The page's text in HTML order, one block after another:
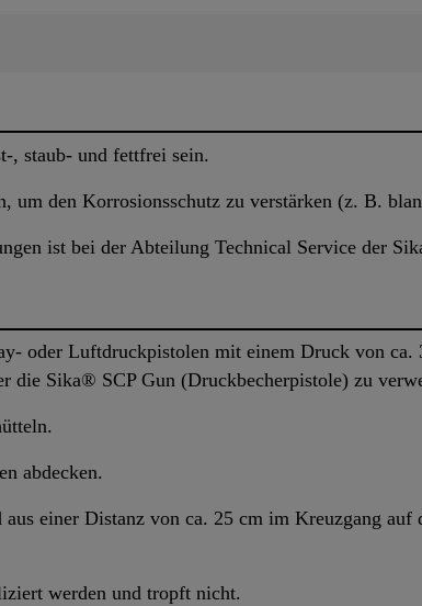
, staub- und fettfrei sein.
um den Korrosionsschutz zu verstärken (z. B.
ist bei der Abteilung Technical Service der
oder Luftdruckpistolen mit einem Druck von ca.
Sika® SCP Gun (Druckbecherpistole) zu
abdecken.
einer Distanz von ca. 25 cm im Kreuzgang auf
werden und tropft nicht.